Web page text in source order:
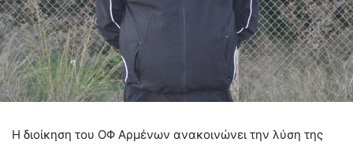
Η διοίκηση του ΟΦ Αρμένων ανακοινώνει την λύση της